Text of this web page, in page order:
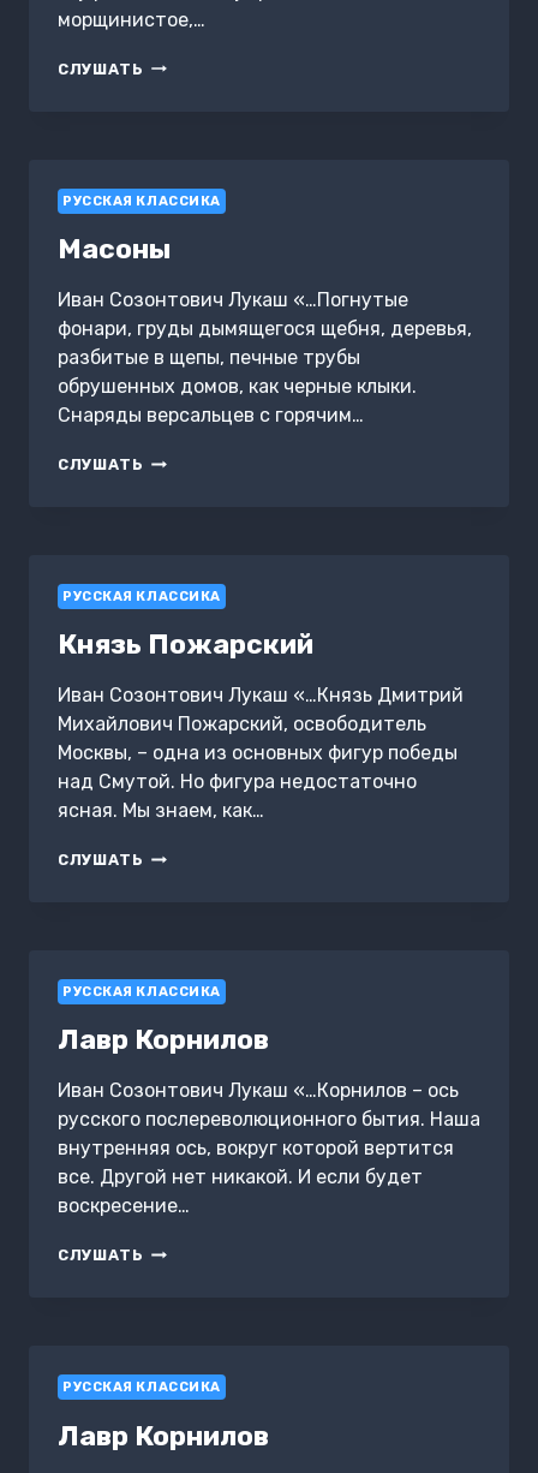
морщинистое,…
СЛУШАТЬ МЕДВЕДЬ
РУССКАЯ КЛАССИКА
Масоны
Иван Созонтович Лукаш «…Погнутые
фонари, груды дымящегося щебня, деревья,
разбитые в щепы, печные трубы
обрушенных домов, как черные клыки.
Снаряды версальцев с горячим…
СЛУШАТЬ МАСОНЫ
РУССКАЯ КЛАССИКА
Князь Пожарский
Иван Созонтович Лукаш «…Князь Дмитрий
Михайлович Пожарский, освободитель
Москвы, – одна из основных фигур победы
над Смутой. Но фигура недостаточно
ясная. Мы знаем, как…
СЛУШАТЬ КНЯЗЬ
РУССКАЯ КЛАССИКА
Лавр Корнилов
Иван Созонтович Лукаш «…Корнилов – ось
русского послереволюционного бытия. Наша
внутренняя ось, вокруг которой вертится
все. Другой нет никакой. И если будет
воскресение…
СЛУШАТЬ ЛАВР
РУССКАЯ КЛАССИКА
Лавр Корнилов